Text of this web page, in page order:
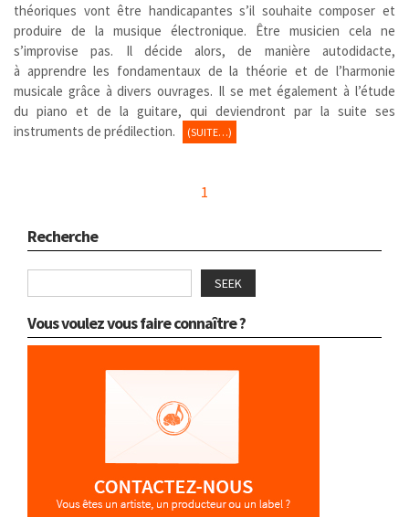
théoriques vont être handicapantes s’il souhaite composer et
produire de la musique électronique. Être musicien cela ne
s’improvise pas. Il décide alors, de manière autodidacte,
à apprendre les fondamentaux de la théorie et de l’harmonie
musicale grâce à divers ouvrages. Il se met également à l’étude
du piano et de la guitare, qui deviendront par la suite ses
instruments de prédilection.
(SUITE…)
1
Recherche
SEEK
Vous voulez vous faire connaître ?